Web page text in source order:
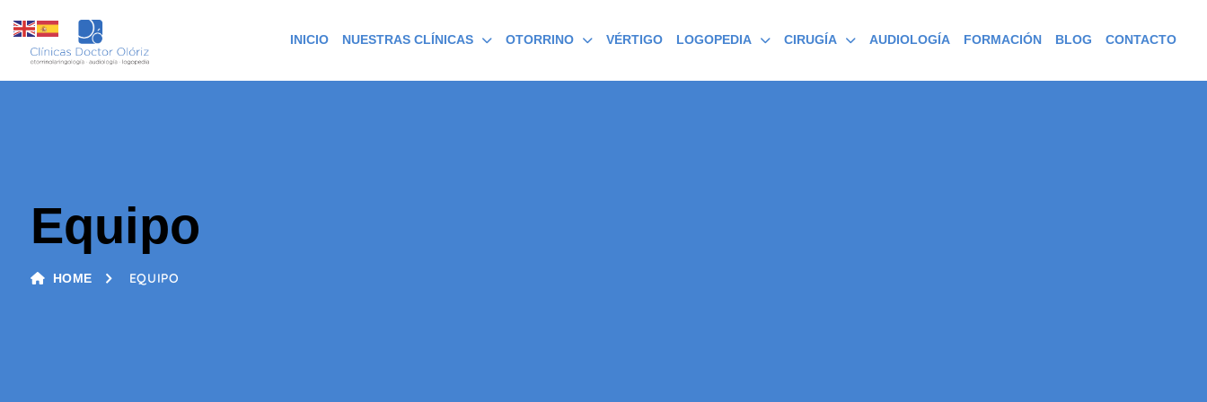
INICIO NUESTRAS CLÍNICAS OTORRINO VÉRTIGO LOGOPEDIA CIRUGÍA AUDIOLOGÍA FORMACIÓN BLOG CONTACTO
Equipo
HOME EQUIPO